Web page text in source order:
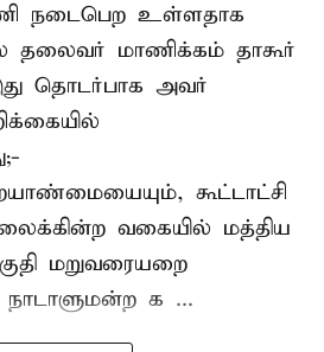
நடைபெற உள்ளதாக
தலைவர் மாணிக்கம் தாகூர்
தொடர்பாக அவர்
கூட்டாட்சி
வகையில் மத்திய
மறுவரையறை
க ...